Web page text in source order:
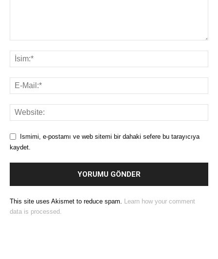
Ismimi, e-postamı ve web sitemi bir dahaki sefere bu tarayıcıya
kaydet.
This site uses Akismet to reduce spam.
Learn how your comment
data is processed.